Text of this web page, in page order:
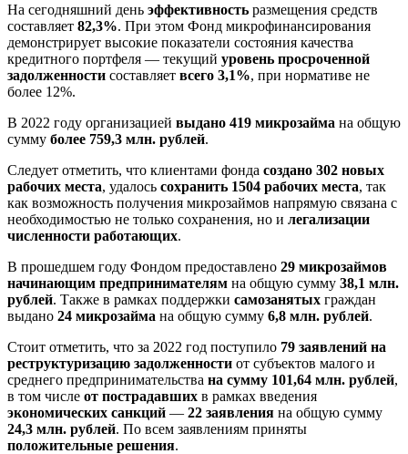
На сегодняшний день эффективность размещения средств
составляет 82,3%. При этом Фонд микрофинансирования
демонстрирует высокие показатели состояния качества
кредитного портфеля — текущий уровень просроченной
задолженности составляет всего 3,1%, при нормативе не
более 12%.
В 2022 году организацией выдано 419 микрозайма на общую
сумму более 759,3 млн. рублей.
Следует отметить, что клиентами фонда создано 302 новых
рабочих места, удалось сохранить 1504 рабочих места, так
как возможность получения микрозаймов напрямую связана с
необходимостью не только сохранения, но и легализации
численности работающих.
В прошедшем году Фондом предоставлено 29 микрозаймов
начинающим предпринимателям на общую сумму 38,1 млн.
рублей. Также в рамках поддержки самозанятых граждан
выдано 24 микрозайма на общую сумму 6,8 млн. рублей.
Стоит отметить, что за 2022 год поступило 79 заявлений на
реструктуризацию задолженности от субъектов малого и
среднего предпринимательства на сумму 101,64 млн. рублей,
в том числе от пострадавших в рамках введения
экономических санкций — 22 заявления на общую сумму
24,3 млн. рублей. По всем заявлениям приняты
положительные решения.